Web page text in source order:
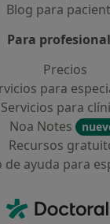
Blog para
Para
Precios
para
Servicios para
Noa Notes
Recursos
de ayuda para